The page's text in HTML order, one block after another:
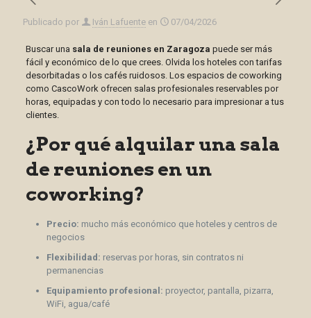
Publicado por Iván Lafuente en 07/04/2026
Buscar una sala de reuniones en Zaragoza puede ser más
fácil y económico de lo que crees. Olvida los hoteles con tarifas
desorbitadas o los cafés ruidosos. Los espacios de coworking
como CascoWork ofrecen salas profesionales reservables por
horas, equipadas y con todo lo necesario para impresionar a tus
clientes.
¿Por qué alquilar una sala
de reuniones en un
coworking?
Precio: mucho más económico que hoteles y centros de
negocios
Flexibilidad: reservas por horas, sin contratos ni
permanencias
Equipamiento profesional: proyector, pantalla, pizarra,
WiFi, agua/café